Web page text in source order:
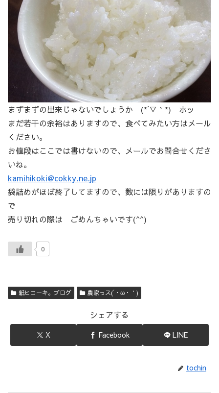
まずまずの出来じゃないでしょうか (*´▽｀*) ホッ
まだ若干の余裕はありますので、食べてみたい方はメール
ください。
お値段はここでは書けないので、メールでお問合せくださ
いね。
kamihikoki@cokky.ne.jp
袋詰めがほぼ終了してますので、数には限りがありますの
で
売り切れの際は ごめんちゃいです(^^)
0
紙ヒコーキ。ブログ 農家っス(´・ω・｀)
シェアする
X Facebook LINE
tochin